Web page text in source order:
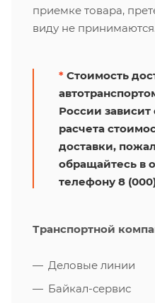
приемке товара,
виду не
* Стоимость
России зависит
расчета
доставки,
обращайтесь в
телефону 8
Транспортной
Деловые линии
Байкал-сервис